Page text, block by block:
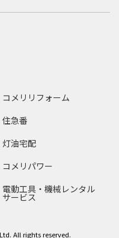
コメリリフォーム
住急番
灯油宅配
コメリパワー
電動工具・機械レンタル
サービス
All rights reserved.